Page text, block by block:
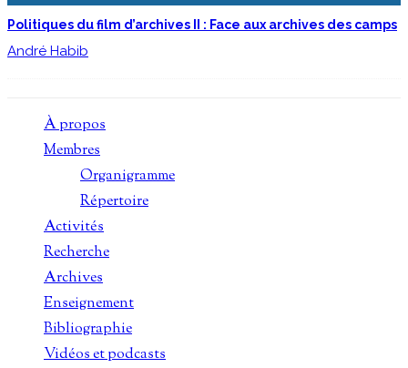
Politiques du film d’archives II : Face aux archives des camps
André Habib
À propos
Membres
Organigramme
Répertoire
Activités
Recherche
Archives
Enseignement
Bibliographie
Vidéos et podcasts